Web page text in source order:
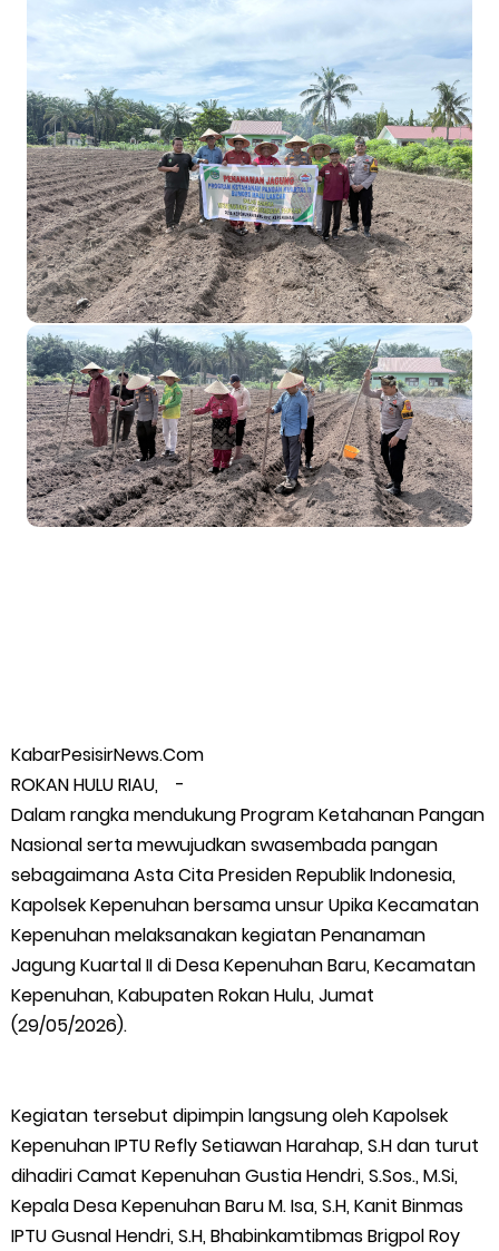
Putih
Pulihkan Konektivitas Pascabencana, HKI Rampungkan
Penanganan Jalur Lembah Anai dan Malalak
Bupati Asmar Lepas 77 Kontingen Pramuka Meranti Ikuti
Jambore Nasional XII 2026 di Cibubur
Polres Kepulauan Meranti Gelar Ekspedisi Merah Putih" Jalin
Sinergitas dengan Insan Pers, Komunitas dan Mahasiswa
PLN Selat Panjang Minta Maaf, Janji Datangkan Mesin Sewa
Atasi Pemadaman di Merbau.
Bupati Asmar Perkuat Sinergi dengan Danposal Selatpanjang,
Bahas Stabilitas Wilayah dan Pembangunan Meranti
44 Tim Berlaga di Banglas Barat Cup II, Pemkab Meranti
Dorong Lahirnya Atlet Berprestasi
HUT IBI Ke-75, Bupati Asmar: Bidan Garda Terdepan Wujudkan
Kepulauan Meranti Borong Tiga Prestasi di ADUJAK GenRe Riau
2026, Duta Putra Raih Juara Pertama
Bupati Asmar Buka Peluang Kolaborasi Meranti–Melaka di
KabarPesisirNews.Com
ROKAN HULU RIAU, -
Dalam rangka mendukung Program Ketahanan Pangan
Nasional serta mewujudkan swasembada pangan
sebagaimana Asta Cita Presiden Republik Indonesia,
Kapolsek Kepenuhan bersama unsur Upika Kecamatan
Kepenuhan melaksanakan kegiatan Penanaman
Jagung Kuartal II di Desa Kepenuhan Baru, Kecamatan
Kepenuhan, Kabupaten Rokan Hulu, Jumat
(29/05/2026).
Kegiatan tersebut dipimpin langsung oleh Kapolsek
Kepenuhan IPTU Refly Setiawan Harahap, S.H dan turut
dihadiri Camat Kepenuhan Gustia Hendri, S.Sos., M.Si,
Kepala Desa Kepenuhan Baru M. Isa, S.H, Kanit Binmas
IPTU Gusnal Hendri, S.H, Bhabinkamtibmas Brigpol Roy